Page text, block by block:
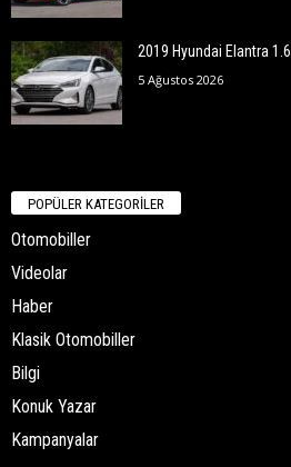
2019 Hyundai Elantra 1.6
5 Ağustos 2026
POPÜLER KATEGORİLER
Otomobiller
Videolar
Haber
Klasik Otomobiller
Bilgi
Konuk Yazar
Kampanyalar